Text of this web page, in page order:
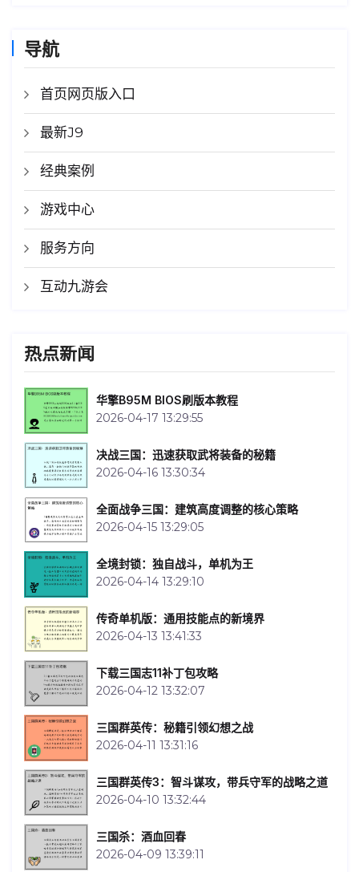
导航
首页网页版入口
最新J9
经典案例
游戏中心
服务方向
互动九游会
热点新闻
华擎B95M BIOS刷版本教程
2026-04-17 13:29:55
决战三国：迅速获取武将装备的秘籍
2026-04-16 13:30:34
全面战争三国：建筑高度调整的核心策略
2026-04-15 13:29:05
全境封锁：独自战斗，单机为王
2026-04-14 13:29:10
传奇单机版：通用技能点的新境界
2026-04-13 13:41:33
下载三国志11补丁包攻略
2026-04-12 13:32:07
三国群英传：秘籍引领幻想之战
2026-04-11 13:31:16
三国群英传3：智斗谋攻，带兵守军的战略之道
2026-04-10 13:32:44
三国杀：酒血回春
2026-04-09 13:39:11